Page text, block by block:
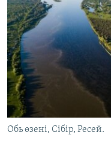
ЖАЗЫЛЫҢЫЗ
Басқа тілдерде
Обь өзені, Сібір, Ресей.